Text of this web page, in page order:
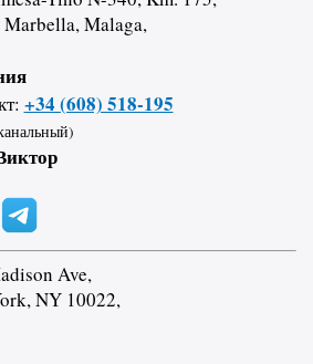
Malaga,
+34 (608) 518-195
Ave,
NY 10022,